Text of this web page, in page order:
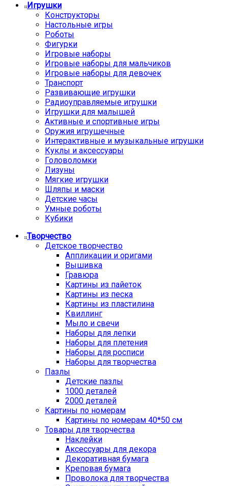
Игрушки
Конструкторы
Настольные игры
Роботы
Фигурки
Игровые наборы
Игровые наборы для мальчиков
Игровые наборы для девочек
Транспорт
Развивающие игрушки
Радиоуправляемые игрушки
Игрушки для малышей
Активные и спортивные игры
Оружия игрушечные
Интерактивные и музыкальные игрушки
Куклы и аксессуары
Головоломки
Лизуны
Мягкие игрушки
Шляпы и маски
Детские часы
Умные роботы
Кубики
Творчество
Детское творчество
Аппликации и оригами
Вышивка
Гравюра
Картины из пайеток
Картины из песка
Картины из пластилина
Квиллинг
Мыло и свечи
Наборы для лепки
Наборы для плетения
Наборы для росписи
Наборы для творчества
Пазлы
Детские пазлы
1000 деталей
2000 деталей
Картины по номерам
Картины по номерам 40*50 см
Товары для творчества
Наклейки
Аксессуары для декора
Декоративная бумага
Креповая бумага
Проволока для творчества